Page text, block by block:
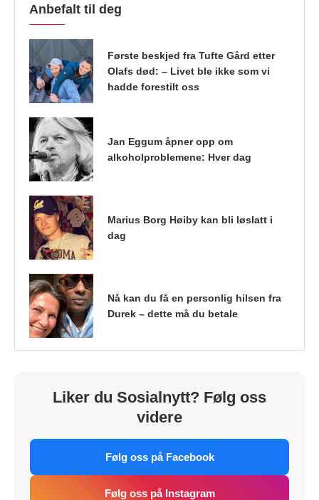
Anbefalt til deg
Første beskjed fra Tufte Gård etter
Olafs død: – Livet ble ikke som vi
hadde forestilt oss
Jan Eggum åpner opp om
alkoholproblemene: Hver dag
Marius Borg Høiby kan bli løslatt i
dag
Nå kan du få en personlig hilsen fra
Durek – dette må du betale
Liker du Sosialnytt? Følg oss
videre
Følg oss på Facebook
Følg oss på Instagram